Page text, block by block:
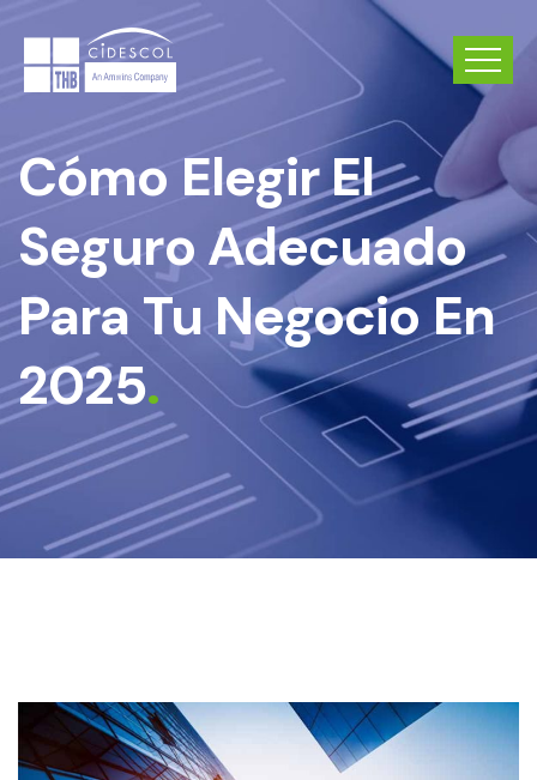
Cómo Elegir El
Seguro Adecuado
Para Tu Negocio En
2025.